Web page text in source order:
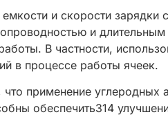
и скорости
и
В частности,
в процессе работы ячеек.
что применение
обеспечить314